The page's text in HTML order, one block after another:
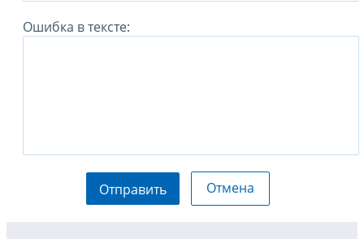
Ошибка в тексте:
Отправить Отмена